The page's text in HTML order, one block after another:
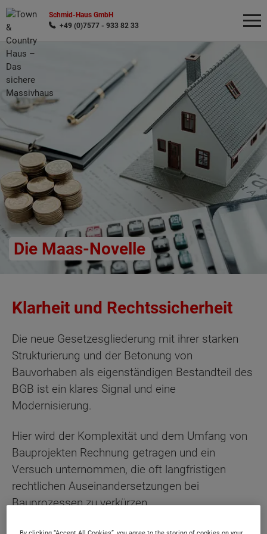
Schmid-Haus GmbH
+49 (0)7577 - 933 82 33
Die Maas-Novelle
Klarheit und Rechtssicherheit
Die neue Gesetzesgliederung mit ihrer starken
Strukturierung und der Betonung von
Bauvorhaben als eigenständigen Bestandteil des
BGB ist ein klares Signal und eine
Modernisierung.
Hier wird der Komplexität und dem Umfang von
Bauprojekten Rechnung getragen und ein
Versuch unternommen, die oft langfristigen
rechtlichen Auseinandersetzungen bei
Bauprozessen zu verkürzen.
Wonach möchten Sie suchen?